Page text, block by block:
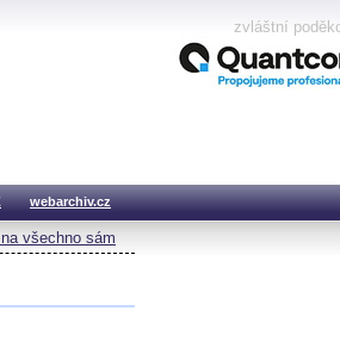
zvláštní
webarchiv.cz
všechno sám